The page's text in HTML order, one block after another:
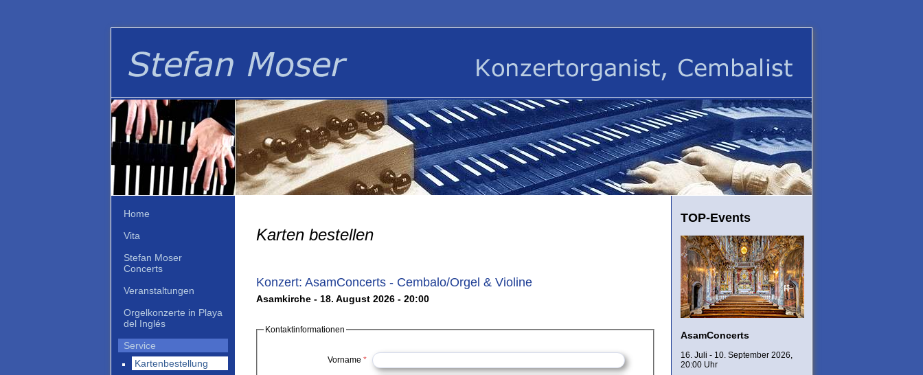
Karten bestellen
Konzert: AsamConcerts - Cembalo/Orgel & Violine
Asamkirche - 18. August 2026 - 20:00
Kontaktinformationen
Vorname *
TOP-Events
AsamConcerts
16. Juli - 10. September 2026,
20:00 Uhr
Home
Vita
Stefan Moser
Concerts
Veranstaltungen
Orgelkonzerte in Playa
del Inglés
Service
Kartenbestellung